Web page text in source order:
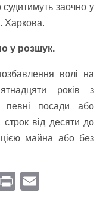
судитимуть заочно у
Харкова.
у розшук.
волі на
років з
певні посади або
від десяти до
майна або без
Pr